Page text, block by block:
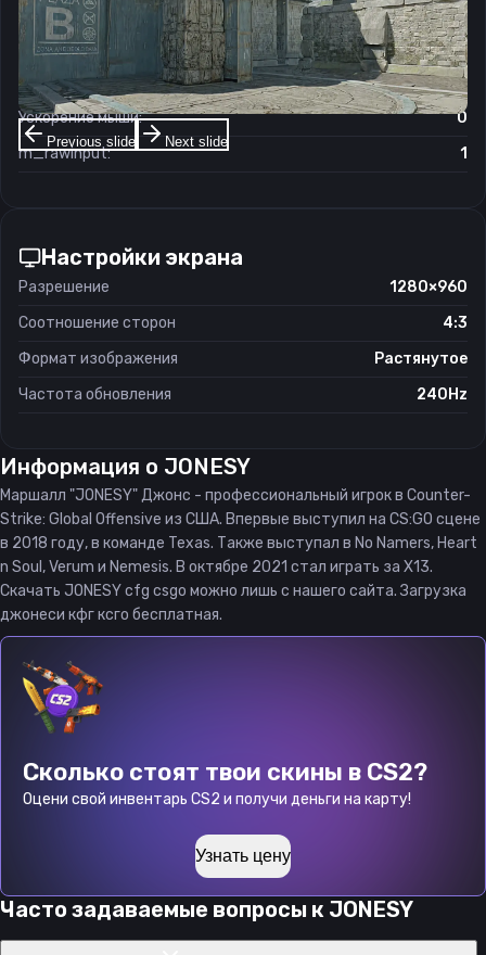
Previous slide Next slide
Чувствительность мыши в игре:
1.1
Чувствительность мыши в зуме:
1
Чувствительность мыши в Windows:
6/11
Ускорение мыши:
0
m_rawinput:
1
Настройки экрана
Разрешение
1280×960
Соотношение сторон
4:3
Формат изображения
Растянутое
Частота обновления
240Hz
Информация о JONESY
Маршалл "JONESY" Джонс - профессиональный игрок в Counter-
Strike: Global Offensive из США. Впервые выступил на CS:GO сцене
в 2018 году, в команде Texas. Также выступал в No Namers, Heart
n Soul, Verum и Nemesis. В октябре 2021 стал играть за X13.
Скачать JONESY cfg csgo можно лишь с нашего сайта. Загрузка
джонеси кфг ксго бесплатная.
Сколько стоят твои скины в CS2?
Оцени свой инвентарь CS2 и получи деньги на карту!
Узнать цену
Часто задаваемые вопросы к JONESY